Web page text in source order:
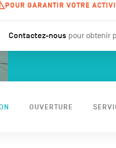
POUR GARANTIR VOTRE
Contactez-nous pour obtenir
OUVERTURE